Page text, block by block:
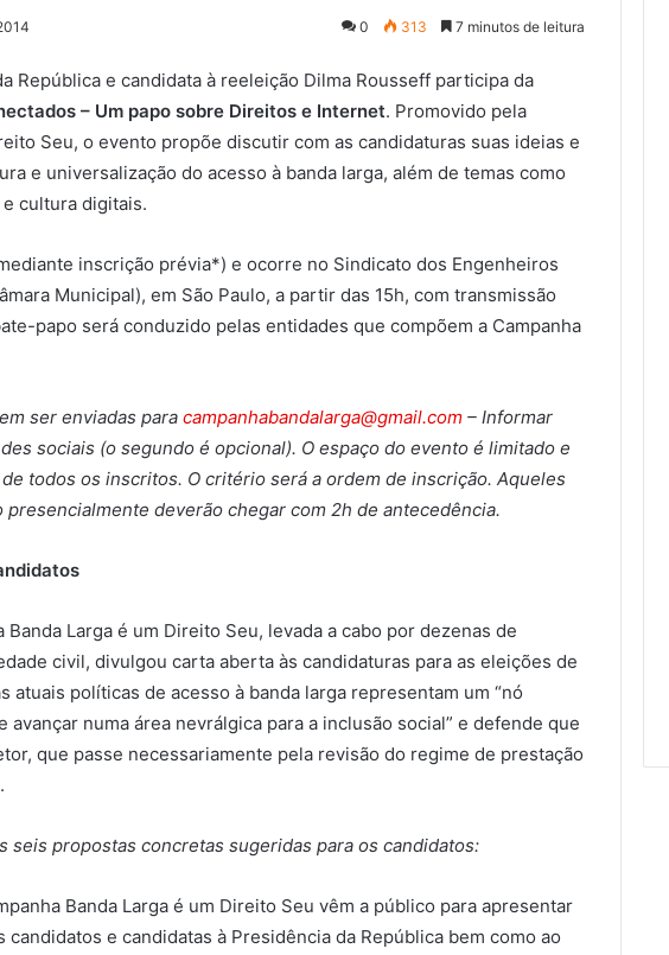
0 313 7 minutos de leitura
República e candidata à reeleição Dilma Rousseff participa da
– Um papo sobre Direitos e Internet. Promovido pela
Seu, o evento propõe discutir com as candidaturas suas ideias e
e universalização do acesso à banda larga, além de temas como
cultura digitais.
inscrição prévia*) e ocorre no Sindicato dos Engenheiros
Municipal), em São Paulo, a partir das 15h, com transmissão
papo será conduzido pelas entidades que compõem a Campanha
ser enviadas para campanhabandalarga@gmail.com – Informar
sociais (o segundo é opcional). O espaço do evento é limitado e
todos os inscritos. O critério será a ordem de inscrição. Aqueles
deverão chegar com 2h de antecedência.
Banda Larga é um Direito Seu, levada a cabo por dezenas de
civil, divulgou carta aberta às candidaturas para as eleições de
atuais políticas de acesso à banda larga representam um “nó
numa área nevrálgica para a inclusão social” e defende que
que passe necessariamente pela revisão do regime de prestação
seis propostas concretas sugeridas para os candidatos:
Banda Larga é um Direito Seu vêm a público para apresentar
e candidatas à Presidência da República bem como ao